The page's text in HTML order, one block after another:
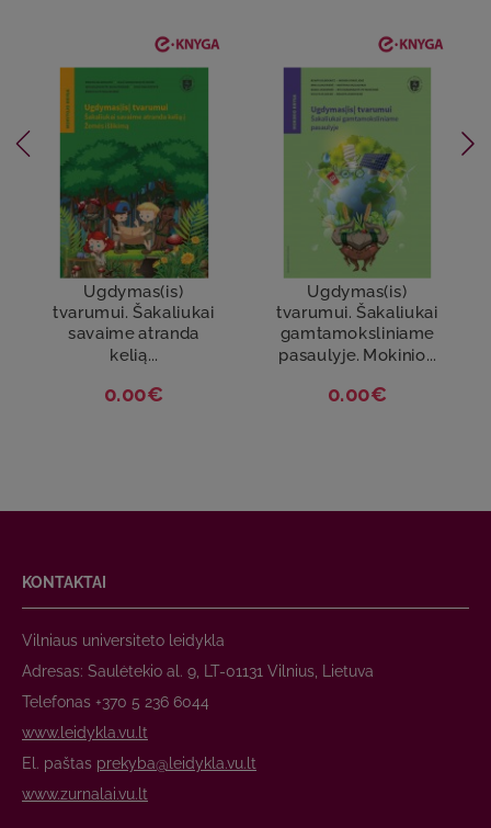
Ugdymas(is)
tvarumui. Šakaliukai
savaime atranda
kelią...
0.00€
Ugdymas(is)
tvarumui. Šakaliukai
gamtamoksliniame
pasaulyje. Mokinio...
0.00€
KONTAKTAI
Vilniaus universiteto leidykla
Adresas: Saulėtekio al. 9, LT-01131 Vilnius, Lietuva
Telefonas +370 5 236 6044
www.leidykla.vu.lt
El. paštas prekyba@leidykla.vu.lt
www.zurnalai.vu.lt